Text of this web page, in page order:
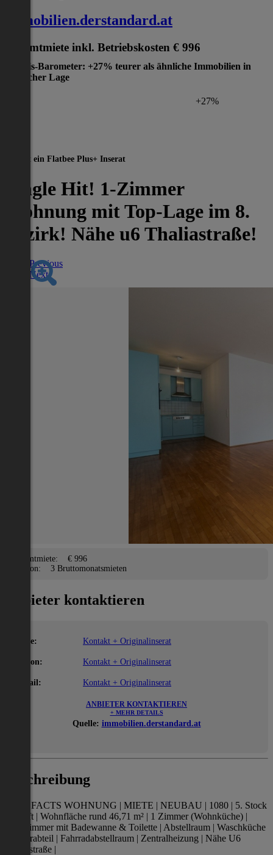
immobilien.derstandard.at
Gesamtmiete inkl. Betriebskosten € 996
Preis-Barometer: +27% teurer als ähnliche Immobilien in
gleicher Lage
+27%
Dies ist ein Flatbee Plus+ Inserat
Single Hit! 1-Zimmer
Wohnung mit Top-Lage im 8.
Bezirk! Nähe u6 Thaliastraße!
Previous
Next
Gesamtmiete:
€ 996
Kaution:
3 Bruttomonatsmieten
Anbieter kontaktieren
Name: Kontakt + Originalinserat
Telefon: Kontakt + Originalinserat
E-Mail: Kontakt + Originalinserat
ANBIETER KONTAKTIEREN
+ MEHR DETAILS
Quelle: immobilien.derstandard.at
Beschreibung
FAST FACTS WOHNUNG | MIETE | NEUBAU | 1080 | 5. Stock
mit Lift | Wohnfläche rund 46,71 m² | 1 Zimmer (Wohnküche) |
Badezimmer mit Badewanne & Toilette | Abstellraum | Waschküche
| Kellerabteil | Fahrradabstellraum | Zentralheizung | Nähe U6
Thaliastraße |